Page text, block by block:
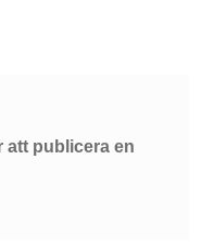
att publicera en